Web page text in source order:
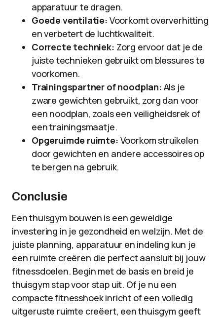
apparatuur te dragen.
Goede ventilatie: Voorkomt oververhitting
en verbetert de luchtkwaliteit.
Correcte techniek: Zorg ervoor dat je de
juiste technieken gebruikt om blessures te
voorkomen.
Trainingspartner of noodplan: Als je
zware gewichten gebruikt, zorg dan voor
een noodplan, zoals een veiligheidsrek of
een trainingsmaatje.
Opgeruimde ruimte: Voorkom struikelen
door gewichten en andere accessoires op
te bergen na gebruik.
Conclusie
Een thuisgym bouwen is een geweldige
investering in je gezondheid en welzijn. Met de
juiste planning, apparatuur en indeling kun je
een ruimte creëren die perfect aansluit bij jouw
fitnessdoelen. Begin met de basis en breid je
thuisgym stap voor stap uit. Of je nu een
compacte fitnesshoek inricht of een volledig
uitgeruste ruimte creëert, een thuisgym geeft